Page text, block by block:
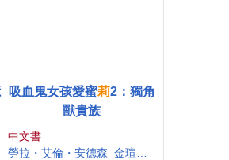
Anderson）
勞拉・艾倫・安德森（Laura Ellen Anderson）
吸血鬼女孩愛蜜莉2：獨角
獸貴族
中文書
勞拉・艾倫・安德森 金瑄桓